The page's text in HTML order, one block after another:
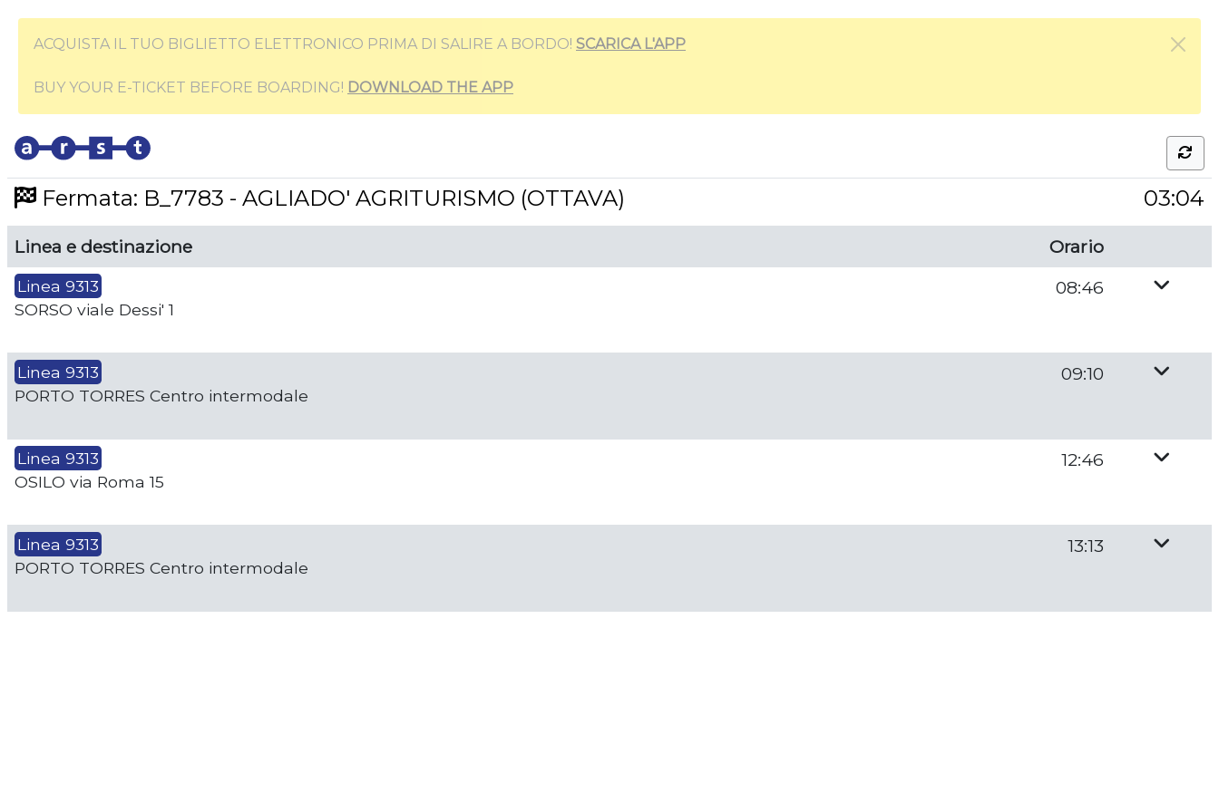
ACQUISTA IL TUO BIGLIETTO ELETTRONICO PRIMA DI SALIRE A BORDO! SCARICA L'APP
BUY YOUR E-TICKET BEFORE BOARDING! DOWNLOAD THE APP
Fermata: B_7783 - AGLIADO' AGRITURISMO (OTTAVA) 03:04
Linea e destinazione Orario
Linea 9313
SORSO viale Dessi' 1
08:46
Linea 9313
PORTO TORRES Centro intermodale
09:10
Linea 9313
OSILO via Roma 15
12:46
Linea 9313
PORTO TORRES Centro intermodale
13:13